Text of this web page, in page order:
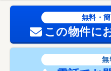
無料・
この物件に
無